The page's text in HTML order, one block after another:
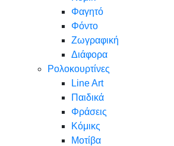
Φαγητό
Φόντο
Ζωγραφική
Διάφορα
Ρολοκουρτίνες
Line Art
Παιδικά
Φράσεις
Κόμικς
Μοτίβα